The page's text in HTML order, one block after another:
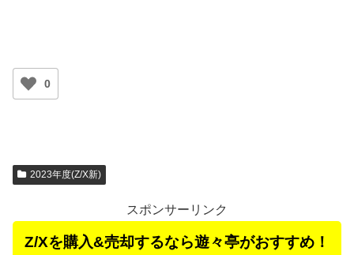
0
2023年度(Z/X新)
スポンサーリンク
Z/Xを購入&売却するなら遊々亭がおすすめ！